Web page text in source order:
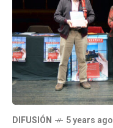
DIFUSIÓN 5 years ago